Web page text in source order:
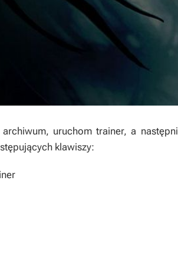
archiwum, uruchom trainer, a
klawiszy: